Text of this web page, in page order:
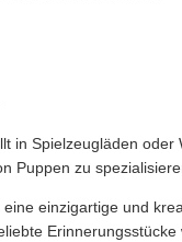
in Spielzeugläden
Puppen zu
einzigartige und